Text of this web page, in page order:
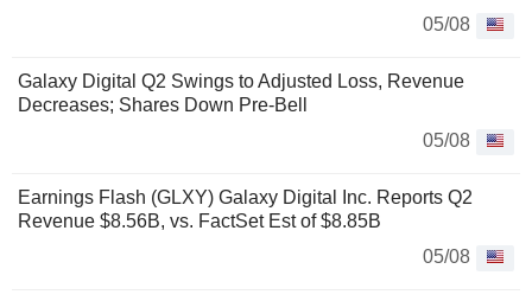
05/08
Galaxy Digital Q2 Swings to Adjusted Loss, Revenue
Decreases; Shares Down Pre-Bell
05/08
Earnings Flash (GLXY) Galaxy Digital Inc. Reports Q2
Revenue $8.56B, vs. FactSet Est of $8.85B
05/08